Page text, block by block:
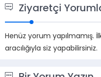
Ziyaretçi
Henüz yorum yapılmamış.
aracılığıyla siz yapabilirsiniz.